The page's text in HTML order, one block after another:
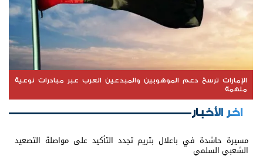
الإمارات ترسخ دعم الموهوبين والمبدعين العرب عبر مبادرات نوعية
ملهمة
اخر الأخبار
مسيرة حاشدة في باعلال بتريم تجدد التأكيد على مواصلة التصعيد
الشعبي السلمي